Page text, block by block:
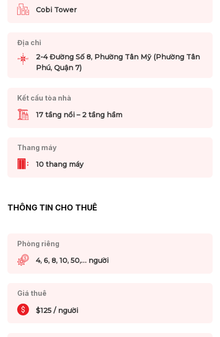
Cobi Tower
Địa chỉ
2-4 Đường Số 8, Phường Tân Mỹ (Phường Tân
Phú, Quận 7)
Kết cấu tòa nhà
17 tầng nổi – 2 tầng hầm
Thang máy
10 thang máy
THÔNG TIN CHO THUÊ
Phòng riêng
4, 6, 8, 10, 50,… người
Giá thuê
$125 / người